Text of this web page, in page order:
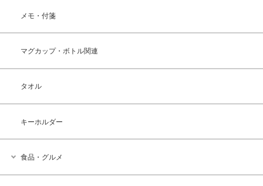
メモ・付箋
マグカップ・ボトル関連
タオル
キーホルダー
食品・グルメ